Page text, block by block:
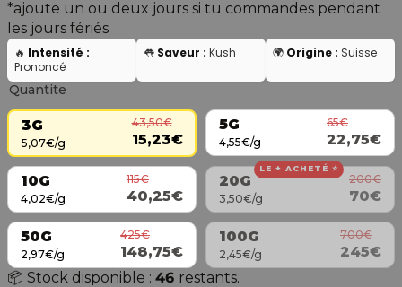
*ajoute un ou deux jours si tu commandes pendant
les jours fériés
🔥 Intensité :
Prononcé
👅 Saveur : Kush 🌍 Origine : Suisse
Quantite
3G
5,07€/g
43,50€
15,23€
5G
4,55€/g
65€
22,75€
10G
4,02€/g
115€
40,25€
LE + ACHETÉ ⭐
20G
3,50€/g
200€
70€
50G
2,97€/g
425€
148,75€
100G
2,45€/g
700€
245€
📦 Stock disponible : 46 restants.